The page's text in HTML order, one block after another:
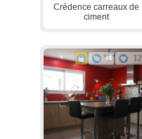
Crédence carreaux de
ciment
1 12